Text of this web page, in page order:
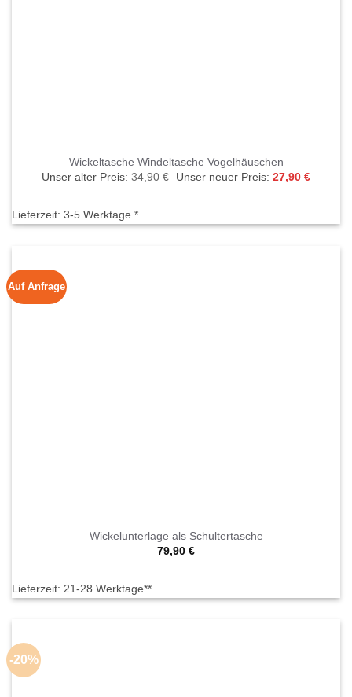
Wickeltasche Windeltasche Vogelhäuschen
Unser alter Preis: 34,90€
Ursprünglicher
Unser neuer Preis: 27,90 €Aktueller
Lieferzeit: 3-5 Werktage *
Auf Anfrage
Wickelunterlage als Schultertasche
79,90 €
Lieferzeit: 21-28 Werktage**
-20%